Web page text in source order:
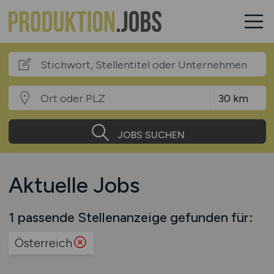
JOBS SUCHEN
Aktuelle Jobs
1 passende Stellenanzeige gefunden für:
Österreich